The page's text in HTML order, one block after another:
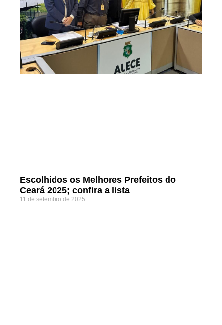
Escolhidos os Melhores Prefeitos do
Ceará 2025; confira a lista
11 de setembro de 2025